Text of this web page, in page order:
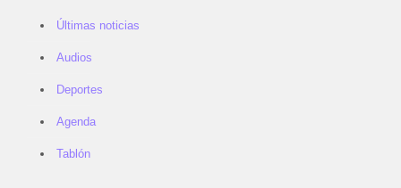
Últimas noticias
Audios
Deportes
Agenda
Tablón